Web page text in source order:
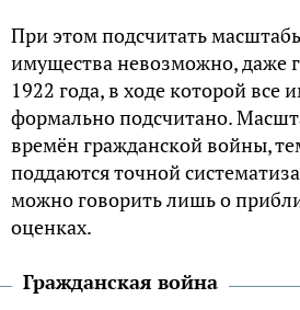
При этом подсчитать
имущества невозможно, даже
1922 года, в ходе которой все
формально подсчитано.
времён гражданской войны,
поддаются точной
можно говорить лишь о
оценках.
Гражданская война